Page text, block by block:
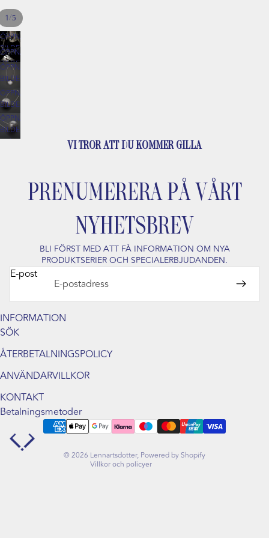
1/5
ÖPPNA
BILDEN
I
HELSKÄRM
ÖPPNA
BILDEN
I
HELSKÄRM
ÖPPNA
BILDEN
I
HELSKÄRM
ÖPPNA
BILDEN
I
HELSKÄRM
ÖPPNA
BILDEN
I
VI TROR ATT DU KOMMER GILLA
PRENUMERERA PÅ VÅRT
NYHETSBREV
BLI FÖRST MED ATT FÅ INFORMATION OM NYA
PRODUKTSERIER OCH SPECIALERBJUDANDEN.
E-post
INFORMATION
SÖK
ÅTERBETALNINGSPOLICY
ANVÄNDARVILLKOR
KONTAKT
Betalningsmetoder
© 2026 Lennartsdotter, Powered by Shopify
Villkor och policyer
Integritetspolicy
Återbetalningspolicy
Kontaktinformation
Fraktpolicy